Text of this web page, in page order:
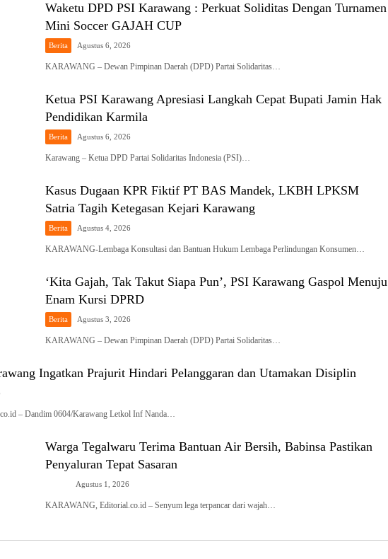
Waketu DPD PSI Karawang : Perkuat Soliditas Dengan Turnamen
Mini Soccer GAJAH CUP
Berita Agustus 6, 2026
KARAWANG – Dewan Pimpinan Daerah (DPD) Partai Solidaritas…
Ketua PSI Karawang Apresiasi Langkah Cepat Bupati Jamin Hak
Pendidikan Karmila
Berita Agustus 6, 2026
Karawang – Ketua DPD Partai Solidaritas Indonesia (PSI)…
Kasus Dugaan KPR Fiktif PT BAS Mandek, LKBH LPKSM
Satria Tagih Ketegasan Kejari Karawang
Berita Agustus 4, 2026
KARAWANG-Lembaga Konsultasi dan Bantuan Hukum Lembaga Perlindungan Konsumen…
‘Kita Gajah, Tak Takut Siapa Pun’, PSI Karawang Gaspol Menuju
Enam Kursi DPRD
Berita Agustus 3, 2026
KARAWANG – Dewan Pimpinan Daerah (DPD) Partai Solidaritas…
Ingatkan Prajurit Hindari Pelanggaran dan Utamakan Disiplin
– Dandim 0604/Karawang Letkol Inf Nanda…
Warga Tegalwaru Terima Bantuan Air Bersih, Babinsa Pastikan
Penyaluran Tepat Sasaran
Agustus 1, 2026
KARAWANG, Editorial.co.id – Senyum lega terpancar dari wajah…